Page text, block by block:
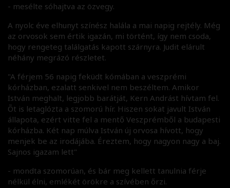
- mesélte sóhajtva az özvegy.
A nyolc éve elhunyt színész halála a mai napig rejtély. Még
az orvosok sem értik igazán, mi történt, így nem csoda,
hogy rengeteg találgatás kapott szárnyra. Judit elárult
néhány megrázó részletet.
"A férjem 56 napig feküdt kómában a veszprémi
kórházban, ezalatt senkivel nem beszéltem. Amikor
István meghalt, legjobb barátját, Kern Andrást hívtam fel.
Õt is letaglózta a szomorú hír. Hiszen sokat javult István
állapota, ezért vitte fel a mentő Veszprémből a budapesti
kórházba. Két nap múlva István új orvosa hívott, hogy
menjek be az irodájába. Éreztem, hogy nagyon nagy a baj.
Sajnos igazam lett"
​- mondta szomorúan, és bár meg kellett tanulnia férje
nélkül élni, emlékét örökre a szívében őrzi.